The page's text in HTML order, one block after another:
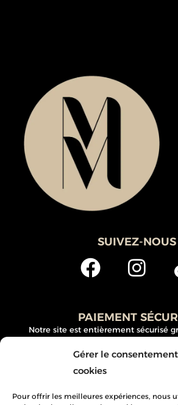
Gérer le
cookies
Pour offrir les meilleures expériences, nous
SUIVEZ-NOUS
PAIEMENT
Notre site est entièrement sécurisé
sécurité, vos données personnelles